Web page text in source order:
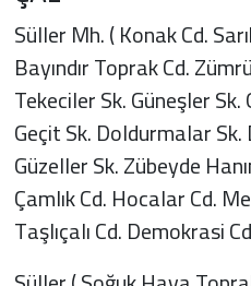
Süller Mh. ( Konak Cd.
Bayındır Toprak Cd.
Tekeciler Sk. Güneşler
Geçit Sk. Doldurmalar Sk.
Güzeller Sk. Zübeyde
Çamlık Cd. Hocalar Cd.
Taşlıçalı Cd. Demokrasi